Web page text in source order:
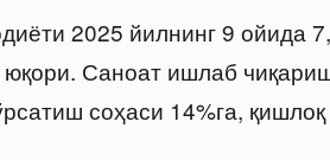
2025 йилнинг 9 ойида
юқори. Саноат ишлаб
соҳаси 14%га,